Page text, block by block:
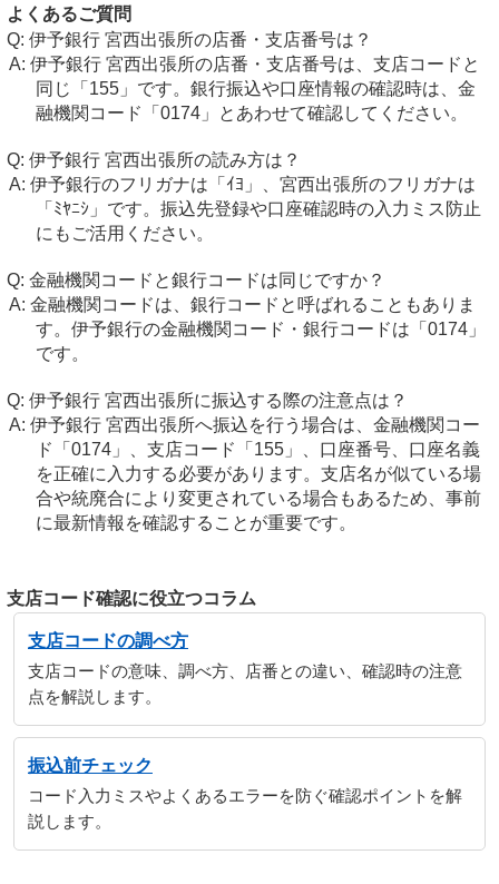
よくあるご質問
伊予銀行 宮西出張所の店番・支店番号は？
伊予銀行 宮西出張所の店番・支店番号は、支店コードと
同じ「155」です。銀行振込や口座情報の確認時は、金
融機関コード「0174」とあわせて確認してください。
伊予銀行 宮西出張所の読み方は？
伊予銀行のフリガナは「ｲﾖ」、宮西出張所のフリガナは
「ﾐﾔﾆｼ」です。振込先登録や口座確認時の入力ミス防止
にもご活用ください。
金融機関コードと銀行コードは同じですか？
金融機関コードは、銀行コードと呼ばれることもありま
す。伊予銀行の金融機関コード・銀行コードは「0174」
です。
伊予銀行 宮西出張所に振込する際の注意点は？
伊予銀行 宮西出張所へ振込を行う場合は、金融機関コー
ド「0174」、支店コード「155」、口座番号、口座名義
を正確に入力する必要があります。支店名が似ている場
合や統廃合により変更されている場合もあるため、事前
に最新情報を確認することが重要です。
支店コード確認に役立つコラム
支店コードの調べ方
支店コードの意味、調べ方、店番との違い、確認時の注意
点を解説します。
振込前チェック
コード入力ミスやよくあるエラーを防ぐ確認ポイントを解
説します。